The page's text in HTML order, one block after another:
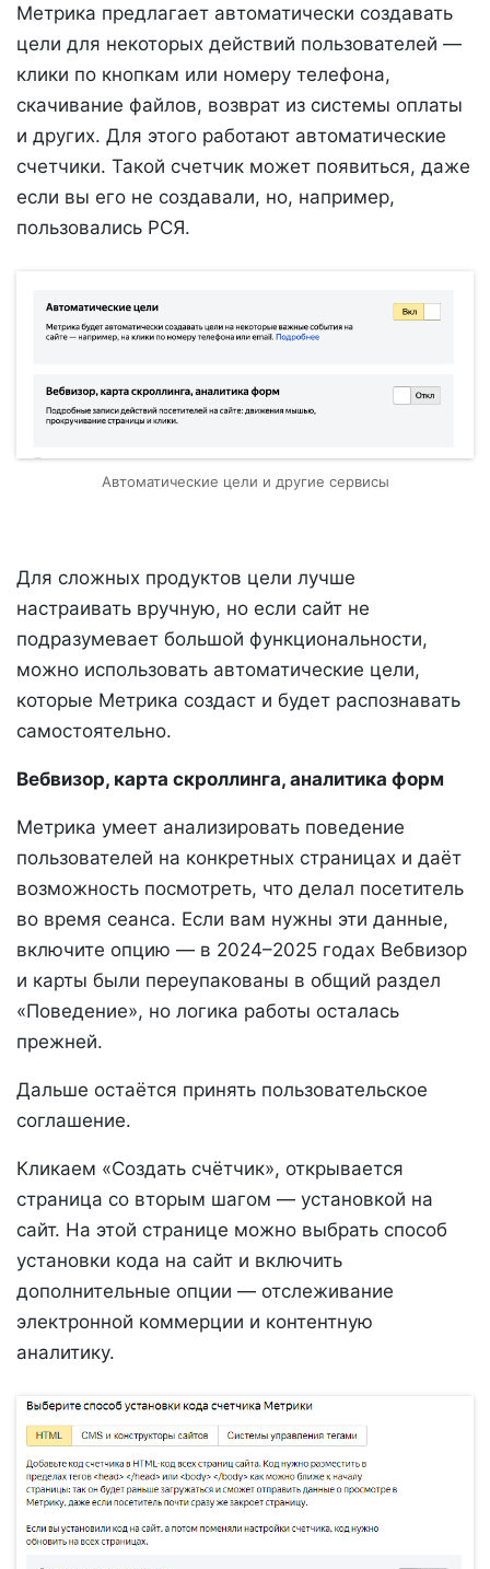
Метрика предлагает автоматически создавать
цели для некоторых действий пользователей —
клики по кнопкам или номеру телефона,
скачивание файлов, возврат из системы оплаты
и других. Для этого работают автоматические
счетчики. Такой счетчик может появиться, даже
если вы его не создавали, но, например,
пользовались РСЯ.
Автоматические цели и другие сервисы
Для сложных продуктов цели лучше
настраивать вручную, но если сайт не
подразумевает большой функциональности,
можно использовать автоматические цели,
которые Метрика создаст и будет распознавать
самостоятельно.
Вебвизор, карта скроллинга, аналитика форм
Метрика умеет анализировать поведение
пользователей на конкретных страницах и даёт
возможность посмотреть, что делал посетитель
во время сеанса. Если вам нужны эти данные,
включите опцию — в 2024–2025 годах Вебвизор
и карты были переупакованы в общий раздел
«Поведение», но логика работы осталась
прежней.
Дальше остаётся принять пользовательское
соглашение.
Кликаем «Создать счётчик», открывается
страница со вторым шагом — установкой на
сайт. На этой странице можно выбрать способ
установки кода на сайт и включить
дополнительные опции — отслеживание
электронной коммерции и контентную
аналитику.